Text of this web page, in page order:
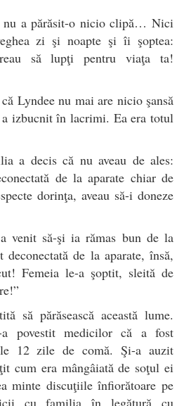
a părăsit-o nicio clipă… Nici
zi şi noapte şi îi şoptea:
să lupţi pentru viaţa ta!
Lyndee nu mai are nicio şansă
izbucnit în lacrimi. Ea era totul
a decis că nu aveau de ales:
de la aparate chiar de
dorinţa, aveau să-i doneze
venit să-şi ia rămas bun de la
de la aparate, însă,
Femeia le-a şoptit, sleită de
să părăsească această lume.
povestit medicilor că a fost
12 zile de comă. Şi-a auzit
cum era mângâiată de soţul ei
minte discuţiile înfiorătoare pe
cu familia în legătură cu